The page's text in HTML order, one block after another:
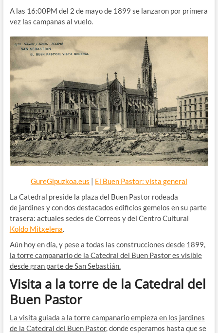
A las 16:00PM del 2 de mayo de 1899 se lanzaron por primera
vez las campanas al vuelo.
GureGipuzkoa.eus | El Buen Pastor: vista general
La Catedral preside la plaza del Buen Pastor rodeada
de jardines y con dos destacados edificios gemelos en su parte
trasera: actuales sedes de Correos y del Centro Cultural
Koldo Mitxelena.
Aún hoy en día, y pese a todas las construcciones desde 1899,
la torre campanario de la Catedral del Buen Pastor es visible
desde gran parte de San Sebastián.
Visita a la torre de la Catedral del
Buen Pastor
La visita guiada a la torre campanario empieza en los jardines
de la Catedral del Buen Pastor, donde esperamos hasta que se